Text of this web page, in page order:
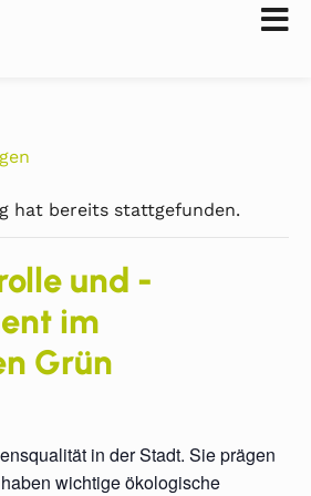
hat bereits stattgefunden.
und -
im
Grün
in der Stadt. Sie prägen
wichtige ökologische